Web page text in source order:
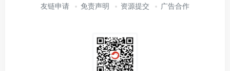
友链申请 免责声明 资源提交 广告合作